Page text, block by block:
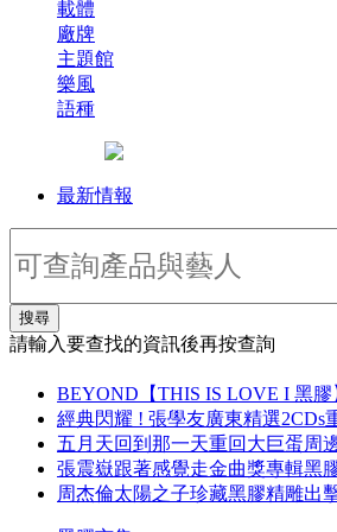
載體
廠牌
主題館
樂風
語種
最新情報
搜尋
請輸入要查找的資訊後再按查詢
BEYOND【THIS IS LOVE I 黑膠
經典閃耀 ! 張學友廣東精選2CDs
五月天回到那一天重回大巨蛋周
張震嶽跟著感覺走金曲獎專輯黑
周杰倫太陽之子珍藏黑膠精雕出